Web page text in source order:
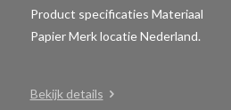
Product specificaties Materiaal
Papier Merk locatie Nederland.
Bekijk details